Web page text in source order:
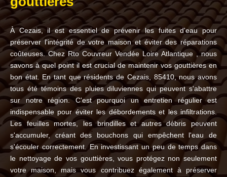
À Cezais, il est essentiel de prévenir les fuites d'eau pour
préserver l'intégrité de votre maison et éviter des réparations
coûteuses. Chez Rto Couvreur Vendée Loire Atlantique , nous
savons à quel point il est crucial de maintenir vos gouttières en
bon état. En tant que résidents de Cezais, 85410, nous avons
tous été témoins des pluies diluviennes qui peuvent s'abattre
sur notre région. C'est pourquoi un entretien régulier est
indispensable pour éviter les débordements et les infiltrations.
Les feuilles mortes, les brindilles et autres débris peuvent
s'accumuler, créant des bouchons qui empêchent l'eau de
s'écouler correctement. En investissant un peu de temps dans
le nettoyage de vos gouttières, vous protégez non seulement
votre maison, mais vous contribuez également à préserver